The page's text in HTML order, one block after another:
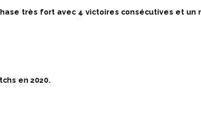
très fort avec 4 victoires consécutives et un
en 2020.